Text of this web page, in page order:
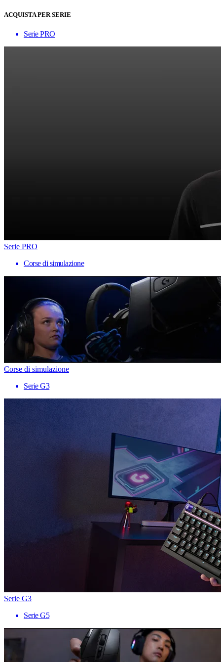
ACQUISTA PER SERIE
Serie PRO
Serie PRO
Corse di simulazione
Corse di simulazione
Serie G3
Serie G3
Serie G5